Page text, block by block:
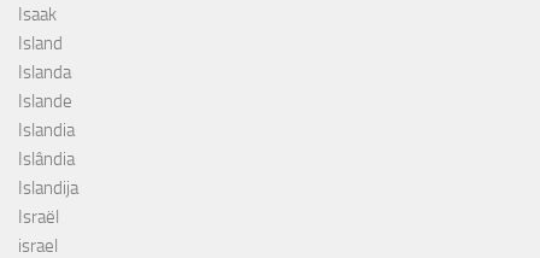
Isaak
Island
Islanda
Islande
Islandia
Islândia
Islandija
Israël
israel